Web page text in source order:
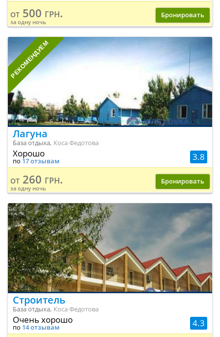
от 500 грн.
за одну ночь
Бронировать
РЕКОМЕНДУЕМ
Лагуна
База отдыха, Коса Федотова
3.8
Хорошо
по 17 отзывам
от 260 грн.
за одну ночь
Бронировать
Строитель
База отдыха, Коса Федотова
4.3
Очень хорошо
по 14 отзывам